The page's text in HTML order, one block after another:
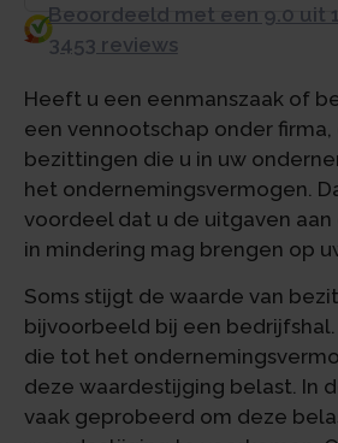
Beoordeeld met een 9.0 uit
3453 reviews
Heeft u een eenmanszaak of
een vennootschap onder
bezittingen die u in uw
het ondernemingsvermogen.
voordeel dat u de uitgaven
in mindering mag brengen op
Soms stijgt de waarde van
bijvoorbeeld bij een
die tot het
deze waardestijging belast. In
vaak geprobeerd om deze